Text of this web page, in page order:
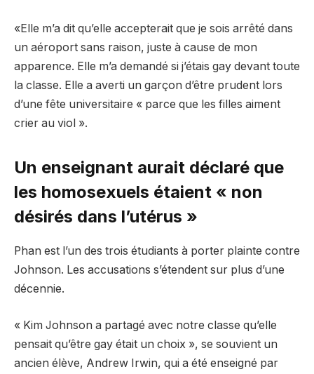
«Elle m’a dit qu’elle accepterait que je sois arrêté dans
un aéroport sans raison, juste à cause de mon
apparence. Elle m’a demandé si j’étais gay devant toute
la classe. Elle a averti un garçon d’être prudent lors
d’une fête universitaire « parce que les filles aiment
crier au viol ».
Un enseignant aurait déclaré que
les homosexuels étaient « non
désirés dans l’utérus »
Phan est l’un des trois étudiants à porter plainte contre
Johnson. Les accusations s’étendent sur plus d’une
décennie.
« Kim Johnson a partagé avec notre classe qu’elle
pensait qu’être gay était un choix », se souvient un
ancien élève, Andrew Irwin, qui a été enseigné par